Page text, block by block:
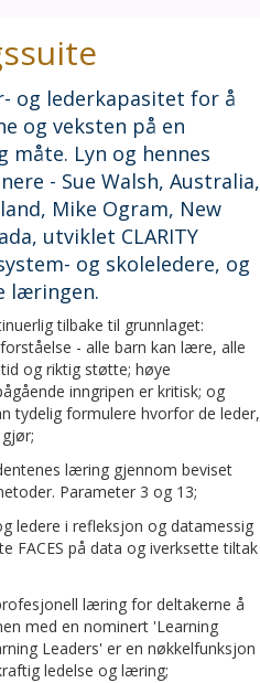
og lederkapasitet for å
og veksten på en
Lyn og hennes
- Sue Walsh, Australia,
Mike Ogram, New
utviklet CLARITY
og skoleledere, og
læringen.
tilbake til grunnlaget:
- alle barn kan lære, alle
og riktig støtte; høye
inngripen er kritisk; og
tydelig formulere hvorfor de leder,
læring gjennom beviset
Parameter 3 og 13;
ledere i refleksjon og datamessig
FACES på data og iverksette tiltak
læring for deltakerne å
med en nominert 'Learning
Leaders' er en nøkkelfunksjon
ledelse og læring;